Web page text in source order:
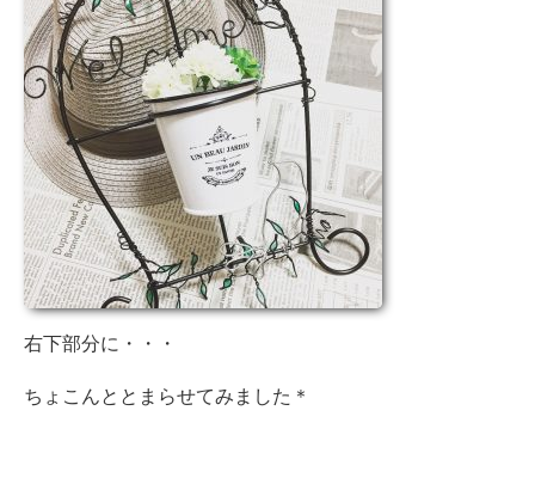
右下部分に・・・
ちょこんととまらせてみました＊